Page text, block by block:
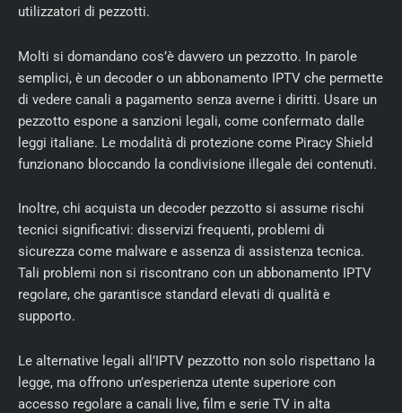
utilizzatori di pezzotti.
Molti si domandano cos’è davvero un pezzotto. In parole
semplici, è un decoder o un abbonamento IPTV che permette
di vedere canali a pagamento senza averne i diritti. Usare un
pezzotto espone a sanzioni legali, come confermato dalle
leggi italiane. Le modalità di protezione come Piracy Shield
funzionano bloccando la condivisione illegale dei contenuti.
Inoltre, chi acquista un decoder pezzotto si assume rischi
tecnici significativi: disservizi frequenti, problemi di
sicurezza come malware e assenza di assistenza tecnica.
Tali problemi non si riscontrano con un abbonamento IPTV
regolare, che garantisce standard elevati di qualità e
supporto.
Le alternative legali all’IPTV pezzotto non solo rispettano la
legge, ma offrono un’esperienza utente superiore con
accesso regolare a canali live, film e serie TV in alta